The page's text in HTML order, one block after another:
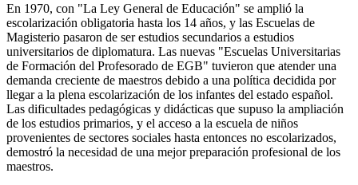
En 1970, con "La Ley General de Educación" se amplió la
escolarización obligatoria hasta los 14 años, y las Escuelas de
Magisterio pasaron de ser estudios secundarios a estudios
universitarios de diplomatura. Las nuevas "Escuelas Universitarias
de Formación del Profesorado de EGB" tuvieron que atender una
demanda creciente de maestros debido a una política decidida por
llegar a la plena escolarización de los infantes del estado español.
Las dificultades pedagógicas y didácticas que supuso la ampliación
de los estudios primarios, y el acceso a la escuela de niños
provenientes de sectores sociales hasta entonces no escolarizados,
demostró la necesidad de una mejor preparación profesional de los
maestros.